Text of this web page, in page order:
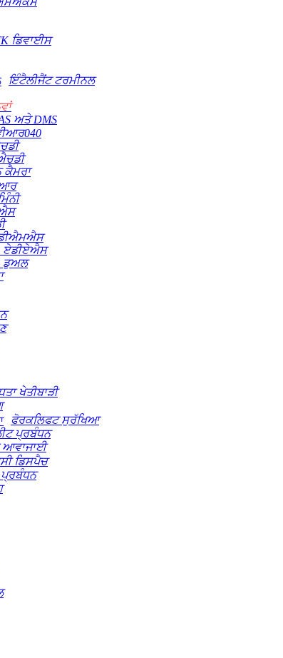
ਡਿਵਾਈਸ
ਇੰਟੈਲੀਜੈਂਟ ਟਰਮੀਨਲ
ਅਤੇ DMS
ਕੈਮਰਾ
ਆਰ
ਏਡੀਏਐਸ
ਡੁਅਲ
ਖੇਤੀਬਾੜੀ
ਫੋਰਕਲਿਫਟ ਸੁਰੱਖਿਆ
ਪ੍ਰਬੰਧਨ
ਆਵਾਜਾਈ
ਡਿਸਪੈਚ
ਪ੍ਰਬੰਧਨ